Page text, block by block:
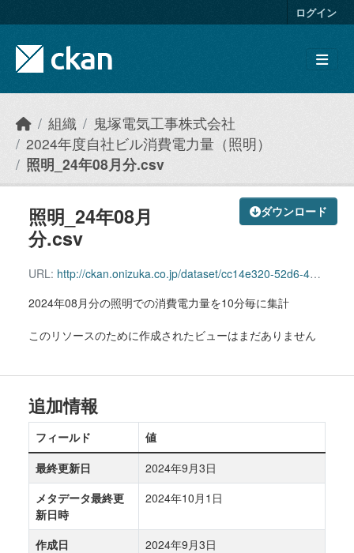
ログイン
組織
鬼塚電気工事株式会社
2024年度自社ビル消費電力量（照明）
照明_24年08月分.csv
ダウンロード
照明_24年08月
分.csv
URL: http://ckan.onizuka.co.jp/dataset/cc14e320-52d6-40a3-8c97-445545744e91/resource/b7a4db61-d78a-417f-bab5-a1a8574201d3/download/illumination_2408.csv
2024年08月分の照明での消費電力量を10分毎に集計
このリソースのために作成されたビューはまだありません
追加情報
フィールド
値
最終更新日
2024年9月3日
メタデータ最終更
新日時
2024年10月1日
作成日
2024年9月3日